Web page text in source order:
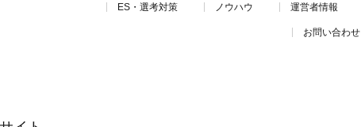
ES・選考対策 ノウハウ 運営者情報
お問い合わせ